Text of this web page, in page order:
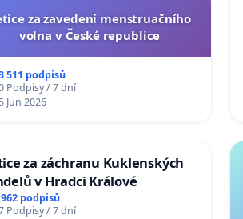
za zavedení menstruačního
volna v České republice
511 podpisů
Podpisy / 7 dní
Jun 2026
za záchranu Kuklenských
v Hradci Králové
podpisů
Podpisy / 7 dní